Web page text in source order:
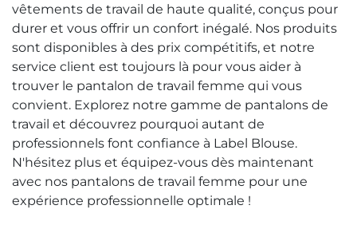
vêtements de travail de haute qualité, conçus pour
durer et vous offrir un confort inégalé. Nos produits
sont disponibles à des prix compétitifs, et notre
service client est toujours là pour vous aider à
trouver le pantalon de travail femme qui vous
convient. Explorez notre gamme de pantalons de
travail et découvrez pourquoi autant de
professionnels font confiance à Label Blouse.
N'hésitez plus et équipez-vous dès maintenant
avec nos pantalons de travail femme pour une
expérience professionnelle optimale !